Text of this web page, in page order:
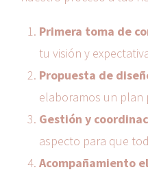
Primera toma de
tu visión y
Propuesta de
elaboramos un plan
Gestión y
aspecto para que
Acompañamiento